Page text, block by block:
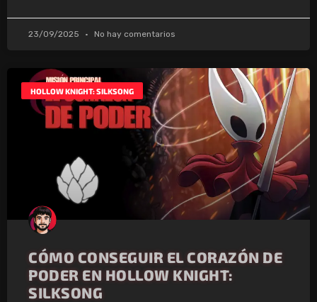
23/09/2025 No hay comentarios
HOLLOW KNIGHT: SILKSONG
CÓMO CONSEGUIR EL CORAZÓN DE
PODER EN HOLLOW KNIGHT:
SILKSONG